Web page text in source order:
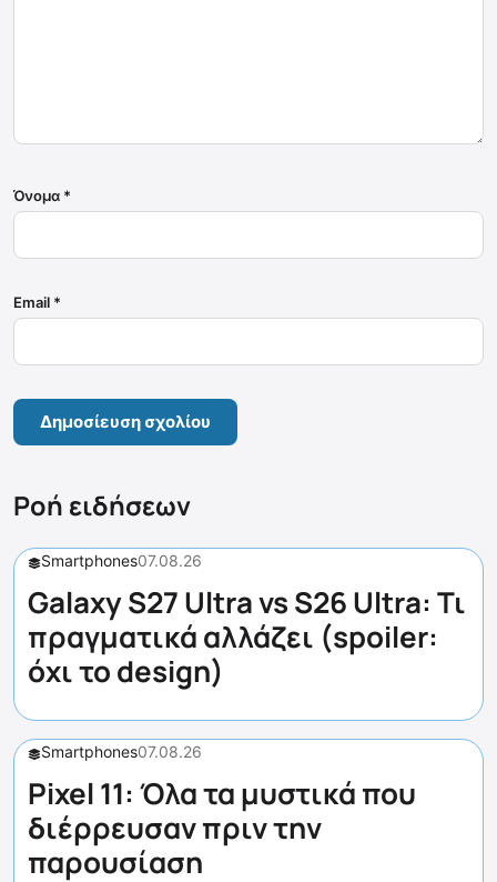
Όνομα *
Email *
Ροή ειδήσεων
Smartphones07.08.26
Galaxy S27 Ultra vs S26 Ultra: Τι
πραγματικά αλλάζει (spoiler:
όχι το design)
Smartphones07.08.26
Pixel 11: Όλα τα μυστικά που
διέρρευσαν πριν την
παρουσίαση